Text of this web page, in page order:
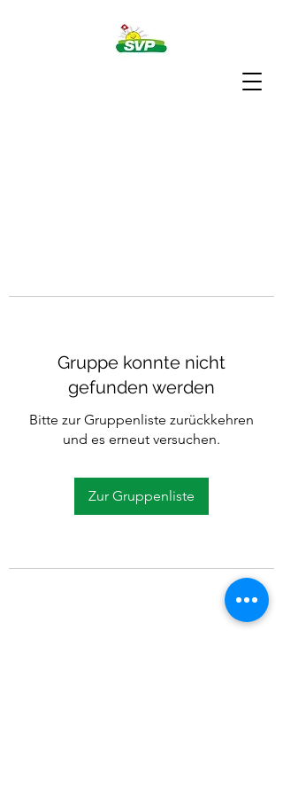
Gruppe konnte nicht
gefunden werden
Bitte zur Gruppenliste zurückkehren
und es erneut versuchen.
Zur Gruppenliste